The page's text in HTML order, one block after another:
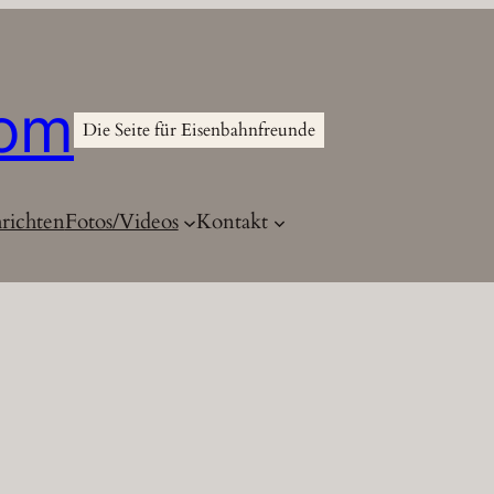
Die Seite für Eisenbahnfreunde
Fotos/Videos Kontakt